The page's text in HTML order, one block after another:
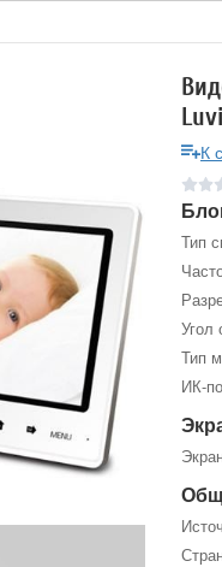
К
Тип
Угол
Тип
ИК-